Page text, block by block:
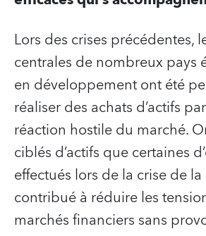
Lors des crises précédentes,
centrales de nombreux pays
en développement ont été
réaliser des achats d’actifs
réaction hostile du marché.
ciblés d’actifs que certaines
effectués lors de la crise de
contribué à réduire les
marchés financiers sans